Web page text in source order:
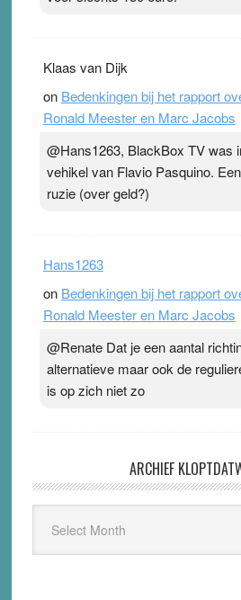
Klaas van Dijk
on Bedenkingen bij het rapport
Ronald Meester en Marc Jacobs
@Hans1263, BlackBox TV was
vehikel van Flavio Pasquino.
ruzie (over geld?)
Hans1263
on Bedenkingen bij het rapport
Ronald Meester en Marc Jacobs
@Renate Dat je een aantal
alternatieve maar ook de
is op zich niet zo
ARCHIEF
Kloptdatwel.nl